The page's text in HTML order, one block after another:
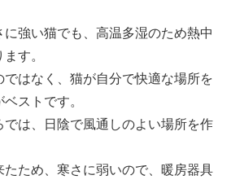
強い猫でも、高温多湿のため熱中
す。
はなく、猫が自分で快適な場所を
ストです。
では、日陰で風通しのよい場所を作
ため、寒さに弱いので、暖房器具